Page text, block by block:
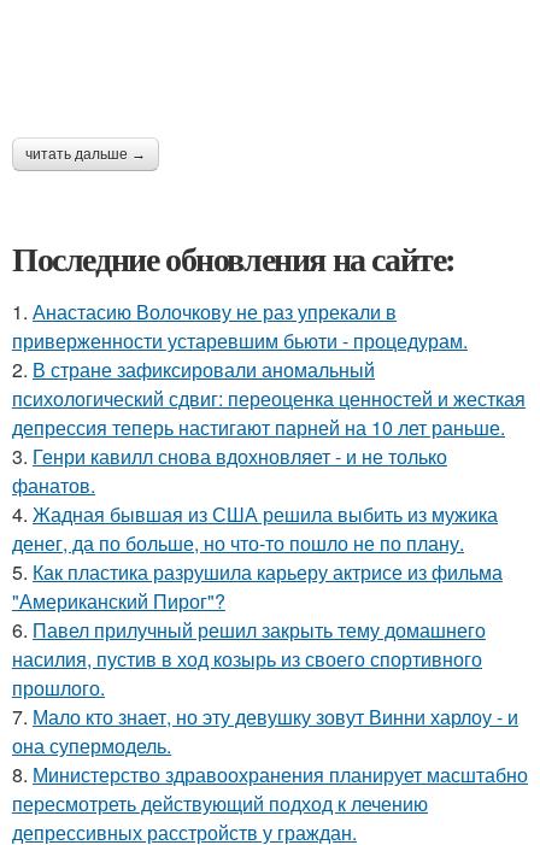
читать дальше →
Последние обновления на сайте:
1. Анастасию Волочкову не раз упрекали в
приверженности устаревшим бьюти - процедурам.
2. В стране зафиксировали аномальный
психологический сдвиг: переоценка ценностей и жесткая
депрессия теперь настигают парней на 10 лет раньше.
3. Генри кавилл снова вдохновляет - и не только
фанатов.
4. Жадная бывшая из США решила выбить из мужика
денег, да по больше, но что-то пошло не по плану.
5. Как пластика разрушила карьеру актрисе из фильма
"Американский Пирог"?
6. Павел прилучный решил закрыть тему домашнего
насилия, пустив в ход козырь из своего спортивного
прошлого.
7. Мало кто знает, но эту девушку зовут Винни харлоу - и
она супермодель.
8. Министерство здравоохранения планирует масштабно
пересмотреть действующий подход к лечению
депрессивных расстройств у граждан.